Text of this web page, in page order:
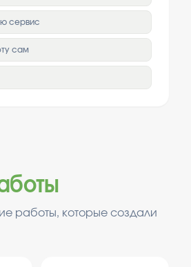
сервис
сам
работы, которые создали